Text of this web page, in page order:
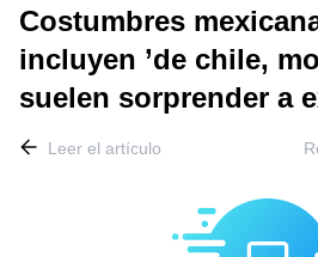
Costumbres
incluyen ’de chile,
suelen sorprender a
Leer el artículo